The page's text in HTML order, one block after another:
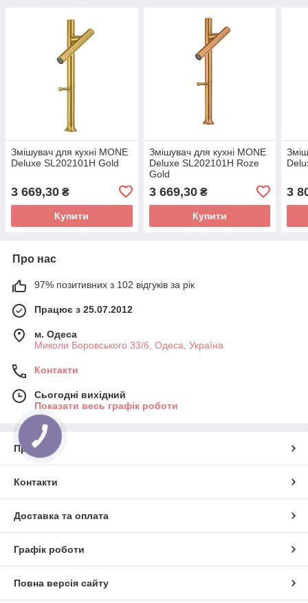
Змішувач для кухні MONE
Deluxe SL202101H Gold
3 669,30 ₴
Купити
Змішувач для кухні MONE
Deluxe SL202101H Roze
Gold
3 669,30₴
Купити
3
Про нас
97% позитивних з 102 відгуків за рік
Працює з 25.07.2012
м. Одеса
Миколи Боровського 33/6, Одеса, Україна
Контакти
Сьогодні вихідний
Показати весь графік роботи
Про нас
Контакти
Доставка та оплата
Графік роботи
Повна версія сайту
КНОПКА
ЗВ'ЯЗКУ